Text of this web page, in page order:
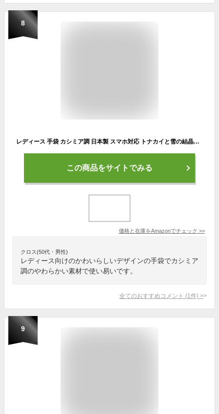
8
レディース 手袋 カシミア調 日本製 スマホ対応 トナカイと雪の結晶柄 グレー
この商品をサイトでみる
価格と在庫をAmazonでチェック >>
クロス(50代・男性)
レディース向けのかわいらしいデザインの手袋でカシミア
調のやわらかい素材で使い易いです。
全てのおすすめコメント (1 件) >
9